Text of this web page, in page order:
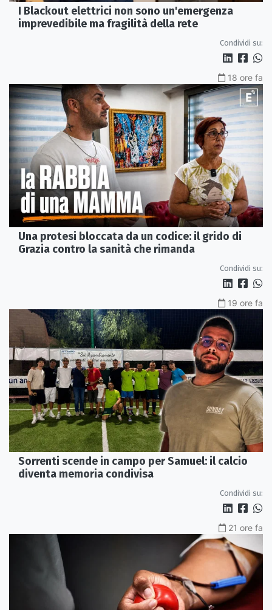
I Blackout elettrici non sono un'emergenza
imprevedibile ma fragilità della rete
Condividi su:
18 ore fa
Una protesi bloccata da un codice: il grido di
Grazia contro la sanità che rimanda
Condividi su:
19 ore fa
Sorrenti scende in campo per Samuel: il calcio
diventa memoria condivisa
Condividi su:
21 ore fa